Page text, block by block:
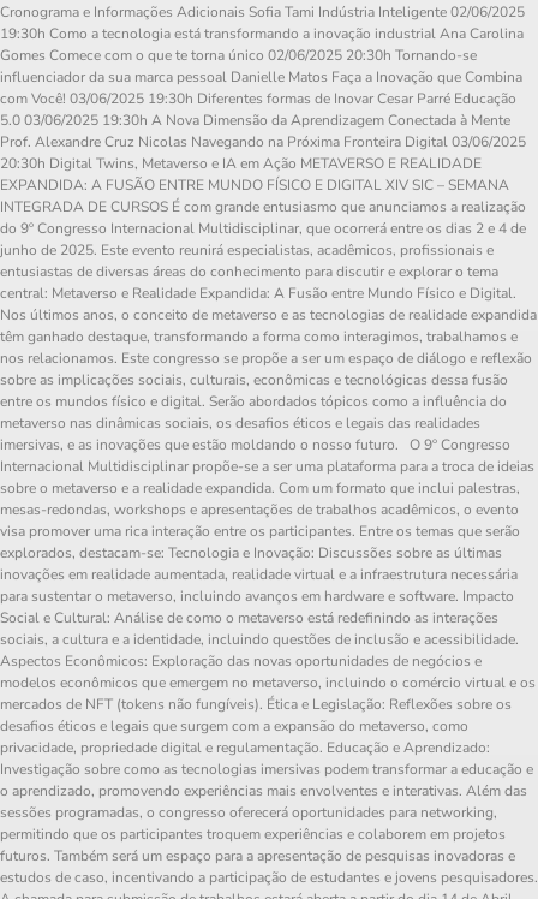
Cronograma e Informações Adicionais Sofia Tami Indústria Inteligente 02/06/2025
19:30h Como a tecnologia está transformando a inovação industrial Ana Carolina
Gomes Comece com o que te torna único 02/06/2025 20:30h Tornando-se
influenciador da sua marca pessoal Danielle Matos Faça a Inovação que Combina
com Você! 03/06/2025 19:30h Diferentes formas de Inovar Cesar Parré Educação
5.0 03/06/2025 19:30h A Nova Dimensão da Aprendizagem Conectada à Mente
Prof. Alexandre Cruz Nicolas Navegando na Próxima Fronteira Digital 03/06/2025
20:30h Digital Twins, Metaverso e IA em Ação METAVERSO E REALIDADE
EXPANDIDA: A FUSÃO ENTRE MUNDO FÍSICO E DIGITAL XIV SIC – SEMANA
INTEGRADA DE CURSOS É com grande entusiasmo que anunciamos a realização
do 9º Congresso Internacional Multidisciplinar, que ocorrerá entre os dias 2 e 4 de
junho de 2025. Este evento reunirá especialistas, acadêmicos, profissionais e
entusiastas de diversas áreas do conhecimento para discutir e explorar o tema
central: Metaverso e Realidade Expandida: A Fusão entre Mundo Físico e Digital.
Nos últimos anos, o conceito de metaverso e as tecnologias de realidade expandida
têm ganhado destaque, transformando a forma como interagimos, trabalhamos e
nos relacionamos. Este congresso se propõe a ser um espaço de diálogo e reflexão
sobre as implicações sociais, culturais, econômicas e tecnológicas dessa fusão
entre os mundos físico e digital. Serão abordados tópicos como a influência do
metaverso nas dinâmicas sociais, os desafios éticos e legais das realidades
imersivas, e as inovações que estão moldando o nosso futuro. O 9º Congresso
Internacional Multidisciplinar propõe-se a ser uma plataforma para a troca de ideias
sobre o metaverso e a realidade expandida. Com um formato que inclui palestras,
mesas-redondas, workshops e apresentações de trabalhos acadêmicos, o evento
visa promover uma rica interação entre os participantes. Entre os temas que serão
explorados, destacam-se: Tecnologia e Inovação: Discussões sobre as últimas
inovações em realidade aumentada, realidade virtual e a infraestrutura necessária
para sustentar o metaverso, incluindo avanços em hardware e software. Impacto
Social e Cultural: Análise de como o metaverso está redefinindo as interações
sociais, a cultura e a identidade, incluindo questões de inclusão e acessibilidade.
Aspectos Econômicos: Exploração das novas oportunidades de negócios e
modelos econômicos que emergem no metaverso, incluindo o comércio virtual e os
mercados de NFT (tokens não fungíveis). Ética e Legislação: Reflexões sobre os
desafios éticos e legais que surgem com a expansão do metaverso, como
privacidade, propriedade digital e regulamentação. Educação e Aprendizado:
Investigação sobre como as tecnologias imersivas podem transformar a educação e
o aprendizado, promovendo experiências mais envolventes e interativas. Além das
sessões programadas, o congresso oferecerá oportunidades para networking,
permitindo que os participantes troquem experiências e colaborem em projetos
futuros. Também será um espaço para a apresentação de pesquisas inovadoras e
estudos de caso, incentivando a participação de estudantes e jovens pesquisadores.